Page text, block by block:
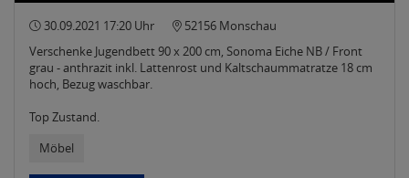
30.09.2021 17:20 Uhr
52156 Monschau
Verschenke Jugendbett 90 x 200 cm, Sonoma Eiche NB / Front
grau - anthrazit inkl. Lattenrost und Kaltschaummatratze 18 cm
hoch, Bezug waschbar.
Top Zustand.
Möbel